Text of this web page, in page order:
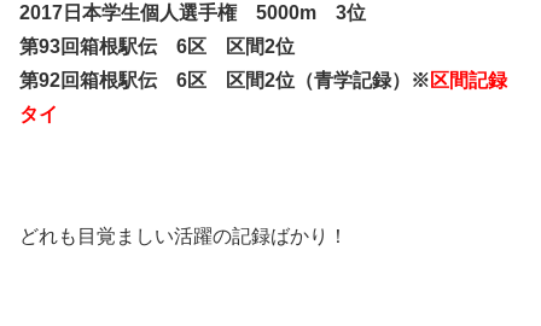
2017日本学生個人選手権 5000m 3位
第93回箱根駅伝 6区 区間2位
第92回箱根駅伝 6区 区間2位（青学記録）※ 区間記録
タイ
どれも目覚ましい活躍の記録ばかり！